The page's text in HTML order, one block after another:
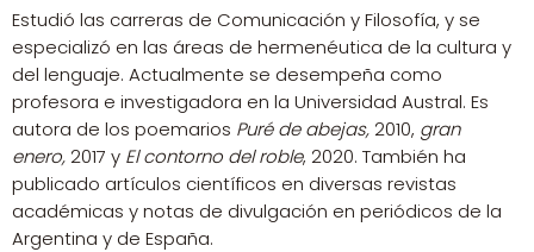
Estudió las carreras de Comunicación y Filosofía, y se
especializó en las áreas de hermenéutica de la cultura y
del lenguaje. Actualmente se desempeña como
profesora e investigadora en la Universidad Austral. Es
autora de los poemarios Puré de abejas, 2010, gran
enero, 2017 y El contorno del roble, 2020. También ha
publicado artículos científicos en diversas revistas
académicas y notas de divulgación en periódicos de la
Argentina y de España.